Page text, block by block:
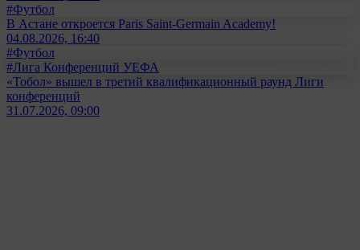
#Футбол
В Астане откроется Paris Saint-Germain Academy!
04.08.2026, 16:40
#Футбол
#Лига Конференций УЕФА
«Тобол» вышел в третий квалификационный раунд Лиги
конференций
31.07.2026, 09:00